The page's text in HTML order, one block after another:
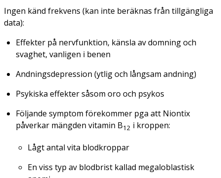
Ingen känd frekvens (kan inte beräknas från tillgängliga
data):
Effekter på nervfunktion, känsla av domning och
svaghet, vanligen i benen
Andningsdepression (ytlig och långsam andning)
Psykiska effekter såsom oro och psykos
Följande symptom förekommer pga att Niontix
påverkar mängden vitamin B12 i kroppen:
Lågt antal vita blodkroppar
En viss typ av blodbrist kallad megaloblastisk